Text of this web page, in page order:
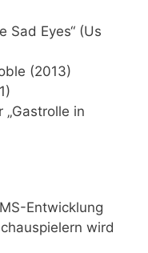
Sad Eyes“ (Us
(2013)
„Gastrolle in
Entwicklung
wird